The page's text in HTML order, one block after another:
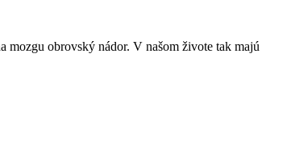
mozgu obrovský nádor. V našom živote tak majú